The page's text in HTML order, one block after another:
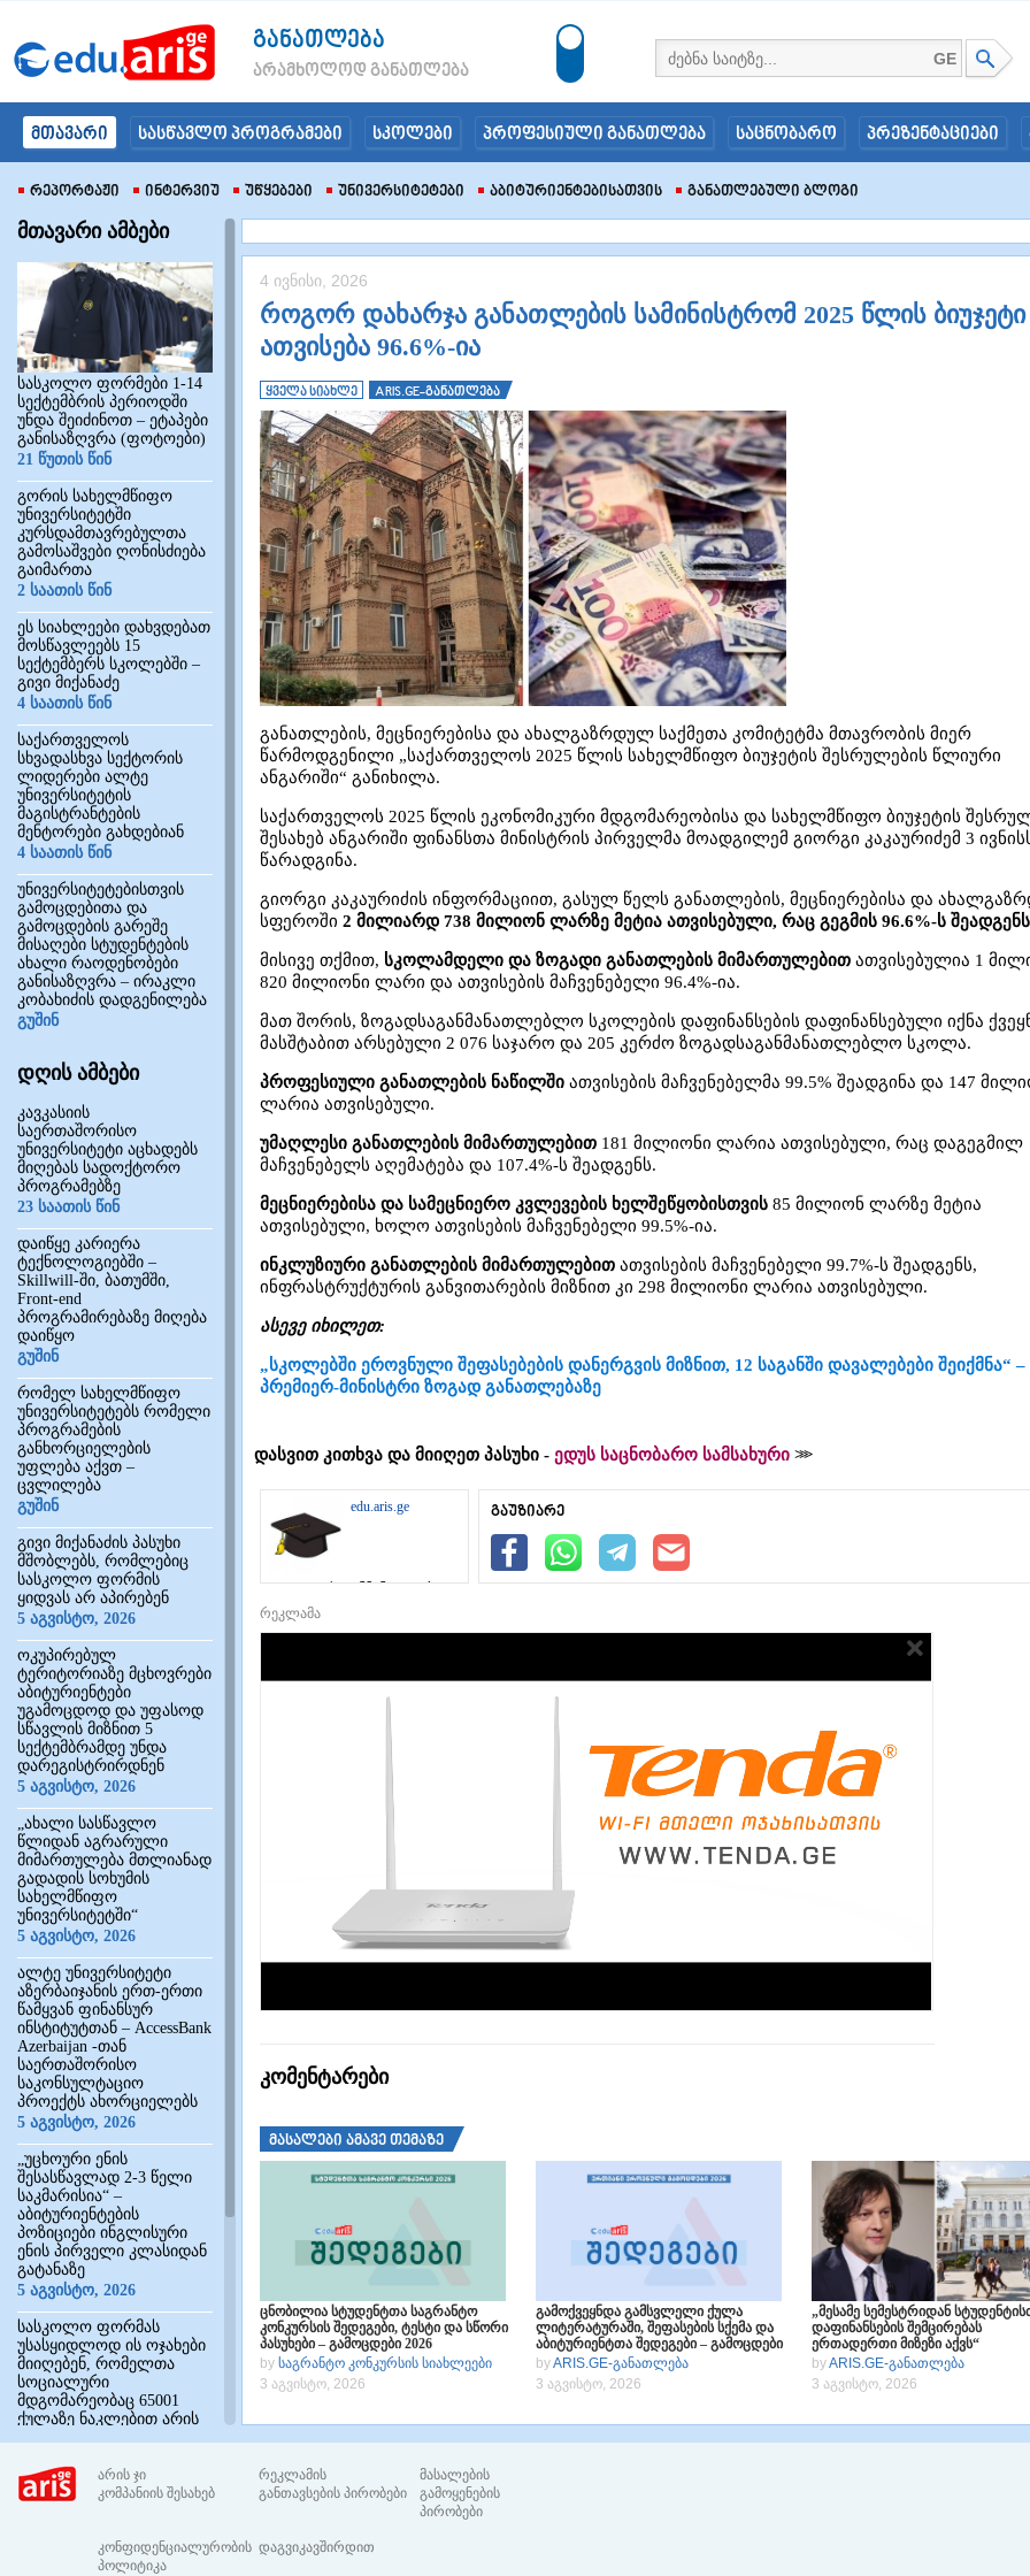
განათლება
არამხოლოდ განათლება
GE
მთავარი სასწავლო პროგრამები სკოლები პროფესიული განათლება საცნობარო პრეზენტაციები
Რეპორტაჟი Ინტერვიუ Უწყებები Უნივერსიტეტები Აბიტურიენტებისათვის Განათლებული Ბლოგი
მთავარი ამბები
სასკოლო ფორმები 1-14
სექტემბრის პერიოდში
უნდა შეიძინოთ – ეტაპები
განისაზღვრა (ფოტოები)
21 წუთის წინ
გორის სახელმწიფო
უნივერსიტეტში
კურსდამთავრებულთა
გამოსაშვები ღონისძიება
გაიმართა
2 საათის წინ
ეს სიახლეები დახვდებათ
მოსწავლეებს 15
სექტემბერს სკოლებში –
გივი მიქანაძე
4 საათის წინ
საქართველოს
სხვადასხვა სექტორის
ლიდერები ალტე
უნივერსიტეტის
მაგისტრანტების
მენტორები გახდებიან
4 საათის წინ
უნივერსიტეტებისთვის
გამოცდებითა და
გამოცდების გარეშე
მისაღები სტუდენტების
ახალი რაოდენობები
განისაზღვრა – ირაკლი
კობახიძის დადგენილება
გუშინ
დღის ამბები
კავკასიის
საერთაშორისო
უნივერსიტეტი აცხადებს
მიღებას სადოქტორო
პროგრამებზე
23 საათის წინ
დაიწყე კარიერა
ტექნოლოგიებში –
Skillwill-ში, ბათუმში,
Front-end
პროგრამირებაზე მიღება
დაიწყო
გუშინ
რომელ სახელმწიფო
უნივერსიტეტებს რომელი
პროგრამების
განხორციელების
უფლება აქვთ –
ცვლილება
გუშინ
გივი მიქანაძის პასუხი
მშობლებს, რომლებიც
სასკოლო ფორმის
ყიდვას არ აპირებენ
5 აგვისტო, 2026
ოკუპირებულ
ტერიტორიაზე მცხოვრები
აბიტურიენტები
უგამოცდოდ და უფასოდ
სწავლის მიზნით 5
სექტემბრამდე უნდა
დარეგისტრირდნენ
5 აგვისტო, 2026
„ახალი სასწავლო
წლიდან აგრარული
მიმართულება მთლიანად
გადადის სოხუმის
სახელმწიფო
უნივერსიტეტში“
5 აგვისტო, 2026
ალტე უნივერსიტეტი
აზერბაიჯანის ერთ-ერთი
წამყვან ფინანსურ
ინსტიტუტთან – AccessBank
Azerbaijan -თან
საერთაშორისო
საკონსულტაციო
პროექტს ახორციელებს
5 აგვისტო, 2026
„უცხოური ენის
შესასწავლად 2-3 წელი
საკმარისია“ –
აბიტურიენტების
პოზიციები ინგლისური
ენის პირველი კლასიდან
გატანაზე
5 აგვისტო, 2026
სასკოლო ფორმას
უსასყიდლოდ ის ოჯახები
მიიღებენ, რომელთა
სოციალური
მდგომარეობაც 65001
ქულაზე ნაკლებით არის
4 აგვისტო, 2026
პრიორიტეტების
დალაგებამდე ეს
4 ივნისი, 2026
როგორ დახარჯა განათლების სამინისტრომ 2025 წლის ბიუჯეტი
ათვისება 96.6%-ია
ყველა სიახლე ARIS.GE-განათლება
განათლების, მეცნიერებისა და ახალგაზრდულ საქმეთა კომიტეტმა მთავრობის მიერ
წარმოდგენილი „საქართველოს 2025 წლის სახელმწიფო ბიუჯეტის შესრულების წლიური
ანგარიში“ განიხილა.
საქართველოს 2025 წლის ეკონომიკური მდგომარეობისა და სახელმწიფო ბიუჯეტის
შესახებ ანგარიში ფინანსთა მინისტრის პირველმა მოადგილემ გიორგი კაკაურიძემ 3
წარადგინა.
გიორგი კაკაურიძის ინფორმაციით, გასულ წელს განათლების, მეცნიერებისა და
სფეროში 2 მილიარდ 738 მილიონ ლარზე მეტია ათვისებული, რაც გეგმის 96.6%-ს
მისივე თქმით, სკოლამდელი და ზოგადი განათლების მიმართულებით ათვისებულია 1
820 მილიონი ლარი და ათვისების მაჩვენებელი 96.4%-ია.
მათ შორის, ზოგადსაგანმანათლებლო სკოლების დაფინანსების დაფინანსებული იქნა
მასშტაბით არსებული 2 076 საჯარო და 205 კერძო ზოგადსაგანმანათლებლო სკოლა.
პროფესიული განათლების ნაწილში ათვისების მაჩვენებელმა 99.5% შეადგინა და 147
ლარია ათვისებული.
უმაღლესი განათლების მიმართულებით 181 მილიონი ლარია ათვისებული, რაც დაგეგმილ
მაჩვენებელს აღემატება და 107.4%-ს შეადგენს.
მეცნიერებისა და სამეცნიერო კვლევების ხელშეწყობისთვის 85 მილიონ ლარზე მეტია
ათვისებული, ხოლო ათვისების მაჩვენებელი 99.5%-ია.
ინკლუზიური განათლების მიმართულებით ათვისების მაჩვენებელი 99.7%-ს შეადგენს,
ინფრასტრუქტურის განვითარების მიზნით კი 298 მილიონი ლარია ათვისებული.
ასევე იხილეთ:
„სკოლებში ეროვნული შეფასებების დანერგვის მიზნით, 12 საგანში დავალებები შეიქმნა“ –
პრემიერ-მინისტრი ზოგად განათლებაზე
დასვით კითხვა და მიიღეთ პასუხი - ედუს საცნობარო სამსახური
edu.aris.ge
საგანმანათლებლო
გაუზიარე
რეკლამა
კომენტარები
მასალები ამავე თემაზე
ცნობილია სტუდენტთა საგრანტო
კონკურსის შედეგები, ტესტი და სწორი
პასუხები – გამოცდები 2026
by საგრანტო კონკურსის სიახლეები
3 აგვისტო, 2026
გამოქვეყნდა გამსვლელი ქულა
ლიტერატურაში, შეფასების სქემა და
აბიტურიენტთა შედეგები – გამოცდები
2026
byARIS.GE-განათლება
3 აგვისტო, 2026
„მესამე სემესტრიდან
დაფინანსების შემცირებას
ერთადერთი მიზეზი აქვს“
byARIS.GE-განათლება
3 აგვისტო, 2026
არის ჯი
კომპანიის შესახებ
რეკლამის
განთავსების პირობები
მასალების
გამოყენების
პირობები
კონფიდენციალურობის
პოლიტიკა
დაგვიკავშირდით